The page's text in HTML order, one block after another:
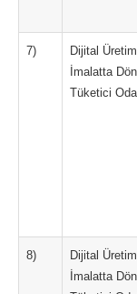
7)
Dijital
İmalatta
Tüketici
8)
Dijital
İmalatta